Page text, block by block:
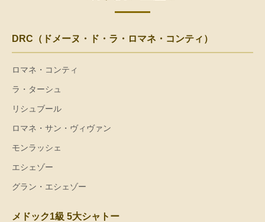
DRC（ドメーヌ・ド・ラ・ロマネ・コンティ）
ロマネ・コンティ
ラ・ターシュ
リシュブール
ロマネ・サン・ヴィヴァン
モンラッシェ
エシェゾー
グラン・エシェゾー
メドック1級 5大シャトー